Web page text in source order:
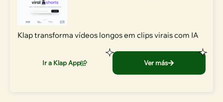
Klap transforma vídeos longos em clips virais com IA
Ir a Klap App Ver más